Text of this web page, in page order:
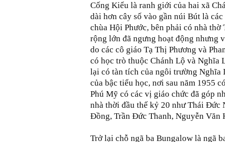
Cống Kiểu là ranh giới của hai xã
dài hơn cây số vào gần núi Bút là
chùa Hội Phước, bên phải có nhà
rộng lớn đã ngưng hoạt động nhưng
do các cô giáo Tạ Thị Phương và
có học trò thuộc Chánh Lộ và Nghĩa
lại có tàn tích của ngôi trường Nghĩa
của bậc tiểu học, nơi sau năm 1955
Phú Mỹ có các vị giáo chức đã góp
nhà thời đầu thế kỷ 20 như Thái Đức
Đồng, Trần Đức Thanh, Nguyễn
Trở lại chỗ ngã ba Bungalow là ngã